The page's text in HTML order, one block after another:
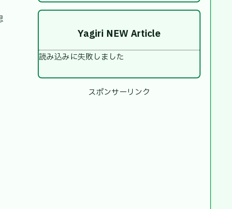
Yagiri NEW Article
読み込みに失敗しました
スポンサーリンク